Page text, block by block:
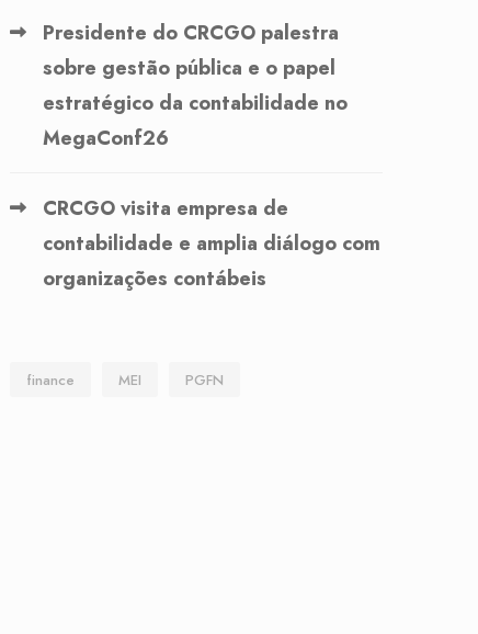
Presidente do CRCGO palestra
sobre gestão pública e o papel
estratégico da contabilidade no
MegaConf26
CRCGO visita empresa de
contabilidade e amplia diálogo com
organizações contábeis
finance MEI PGFN